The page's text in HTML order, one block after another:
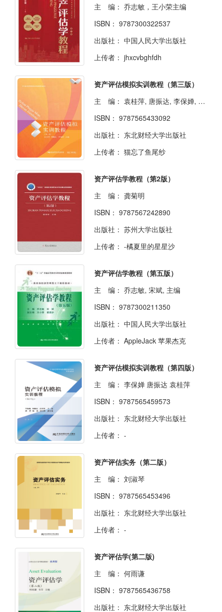
主 编： 乔志敏，王小荣主编
ISBN： 9787300322537
出版社： 中国人民大学出版社
上传者： jhxcvbghfdh
资产评估模拟实训教程（第三版）
主 编： 袁桂萍, 唐振达, 李保婵, 主编
ISBN： 9787565433092
出版社： 东北财经大学出版社
上传者： 猫忘了鱼尾纱
资产评估学教程（第2版）
主 编： 龚菊明
ISBN： 9787567242890
出版社： 苏州大学出版社
上传者： -橘夏里的星星沙
资产评估学教程（第五版）
主 编： 乔志敏, 宋斌, 主编
ISBN： 9787300211350
出版社： 中国人民大学出版社
上传者： AppleJack 苹果杰克
资产评估模拟实训教程（第四版）
主 编： 李保婵 唐振达 袁桂萍
ISBN： 9787565459573
出版社： 东北财经大学出版社
上传者： -
资产评估实务（第二版）
主 编： 刘淑琴
ISBN： 9787565453496
出版社： 东北财经大学出版社
上传者： -
资产评估学(第二版)
主 编： 何雨谦
ISBN： 9787565436758
出版社： 东北财经大学出版社